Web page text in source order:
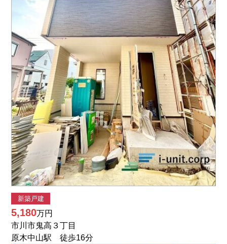
新築戸建
5,180万円
市川市鬼高３丁目
原木中山駅 徒歩16分